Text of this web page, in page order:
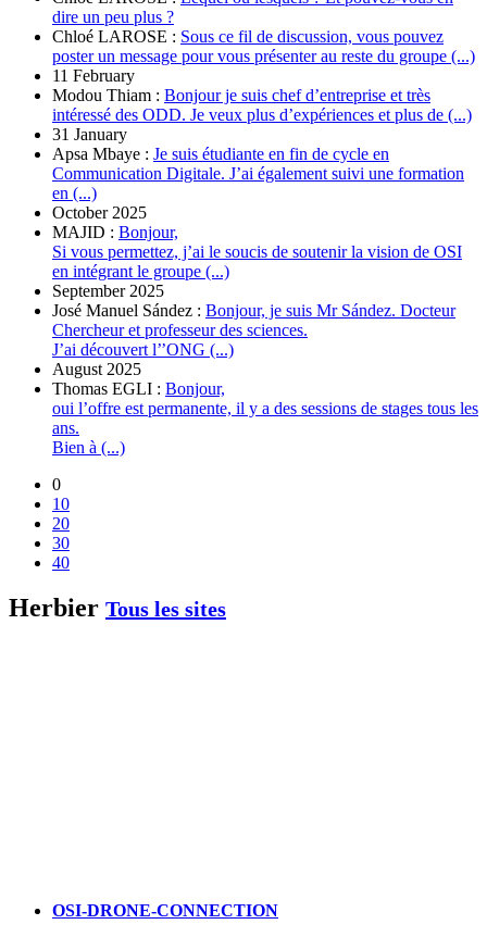
dire un peu plus ?
Chloé LAROSE : Sous ce fil de discussion, vous pouvez
poster un message pour vous présenter au reste du groupe (...)
11 February
Modou Thiam : Bonjour je suis chef d’entreprise et très
intéressé des ODD. Je veux plus d’expériences et plus de (...)
31 January
Apsa Mbaye : Je suis étudiante en fin de cycle en
Communication Digitale. J’ai également suivi une formation
en (...)
October 2025
MAJID : Bonjour,
Si vous permettez, j’ai le soucis de soutenir la vision de OSI
en intégrant le groupe (...)
September 2025
José Manuel Sández : Bonjour, je suis Mr Sández. Docteur
Chercheur et professeur des sciences.
J’ai découvert l’’ONG (...)
August 2025
Thomas EGLI : Bonjour,
oui l’offre est permanente, il y a des sessions de stages tous les
ans.
Bien à (...)
0
10
20
30
40
Herbier Tous les sites
OSI-DRONE-CONNECTION